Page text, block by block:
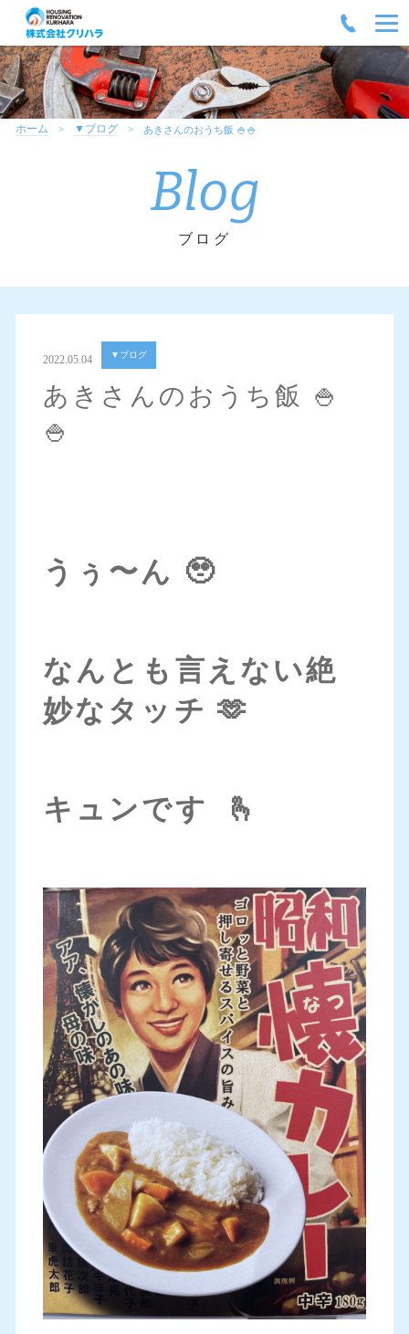
ホーム ▼ブログ あきさんのおうち飯 🍚🍚
Blog
ブログ
2022.05.04 ▼ブログ
あきさんのおうち飯 🍚
🍚
うぅ〜ん 🥹
なんとも言えない絶
妙なタッチ 🫶
キュンです 🫰